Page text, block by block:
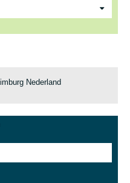
Nederland